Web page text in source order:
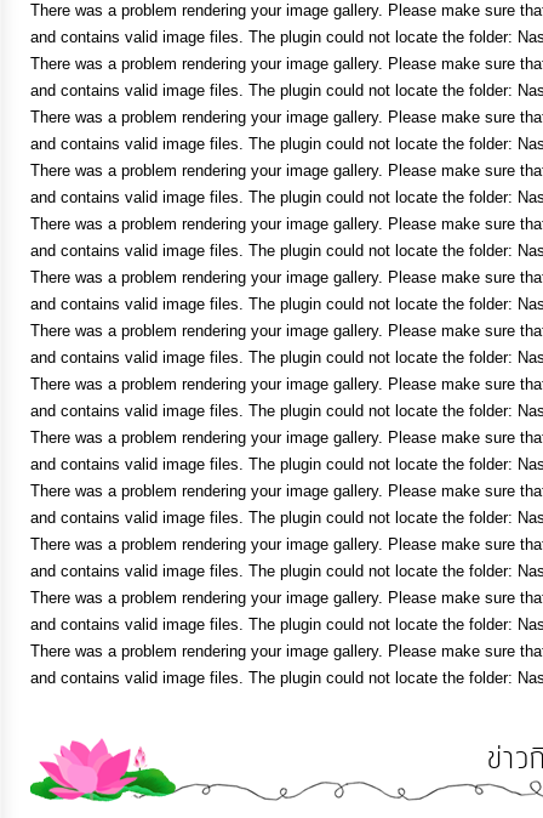
การ
ให้
บริการ
แผนการ
ใช้
จ่าย
งบ
ประมาณ
ประจำ
ปี
การ
บริหาร
และ
พัฒนา
ทรัพยากร
บุคคล
จัด
ซื้อ
There was a problem rendering your image gallery. Please make sure
and contains valid image files. The plugin could not locate the folder:
There was a problem rendering your image gallery. Please make sure
and contains valid image files. The plugin could not locate the folder:
There was a problem rendering your image gallery. Please make sure
and contains valid image files. The plugin could not locate the folder:
There was a problem rendering your image gallery. Please make sure
and contains valid image files. The plugin could not locate the folder:
There was a problem rendering your image gallery. Please make sure
and contains valid image files. The plugin could not locate the folder:
There was a problem rendering your image gallery. Please make sure
and contains valid image files. The plugin could not locate the folder:
There was a problem rendering your image gallery. Please make sure
and contains valid image files. The plugin could not locate the folder:
There was a problem rendering your image gallery. Please make sure
and contains valid image files. The plugin could not locate the folder:
There was a problem rendering your image gallery. Please make sure
and contains valid image files. The plugin could not locate the folder:
There was a problem rendering your image gallery. Please make sure
and contains valid image files. The plugin could not locate the folder:
There was a problem rendering your image gallery. Please make sure
and contains valid image files. The plugin could not locate the folder:
There was a problem rendering your image gallery. Please make sure
and contains valid image files. The plugin could not locate the folder:
There was a problem rendering your image gallery. Please make sure
and contains valid image files. The plugin could not locate the folder:
ข่า